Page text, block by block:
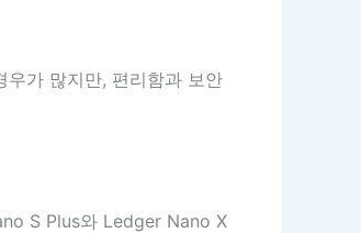
우가 많지만, 편리함과 보안
S Plus와 Ledger Nano X